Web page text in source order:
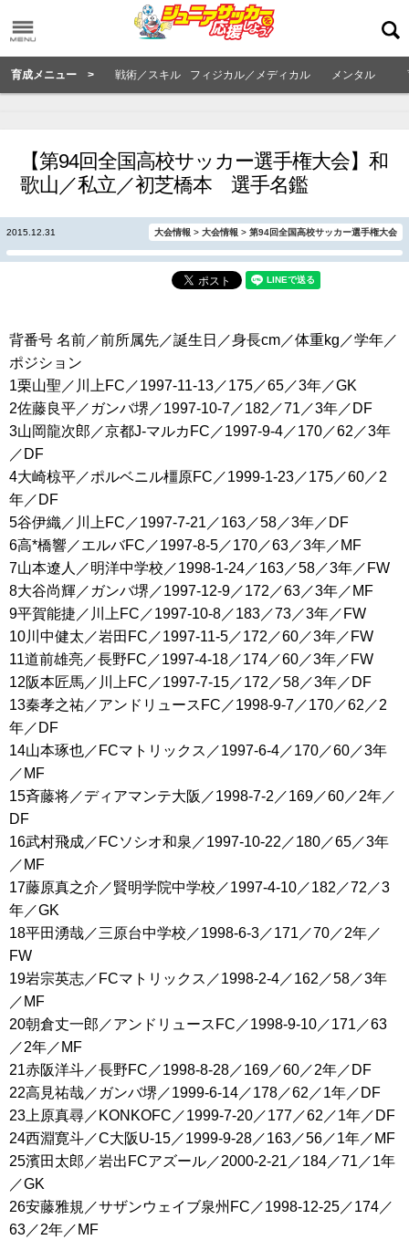
育成メニュー > 戦術／スキル フィジカル／メディカル メンタル
【第94回全国高校サッカー選手権大会】和
歌山／私立／初芝橋本 選手名鑑
2015.12.31 大会情報 > 大会情報 > 第94回全国高校サッカー選手権大会
背番号 名前／前所属先／誕生日／身長cm／体重kg／学年／
ポジション
1栗山聖／川上FC／1997-11-13／175／65／3年／GK
2佐藤良平／ガンバ堺／1997-10-7／182／71／3年／DF
3山岡龍次郎／京都J-マルカFC／1997-9-4／170／62／3年
／DF
4大崎椋平／ポルベニル橿原FC／1999-1-23／175／60／2
年／DF
5谷伊織／川上FC／1997-7-21／163／58／3年／DF
6高*橋響／エルバFC／1997-8-5／170／63／3年／MF
7山本遼人／明洋中学校／1998-1-24／163／58／3年／FW
8大谷尚輝／ガンバ堺／1997-12-9／172／63／3年／MF
9平賀能捷／川上FC／1997-10-8／183／73／3年／FW
10川中健太／岩田FC／1997-11-5／172／60／3年／FW
11道前雄亮／長野FC／1997-4-18／174／60／3年／FW
12阪本匠馬／川上FC／1997-7-15／172／58／3年／DF
13秦孝之祐／アンドリュースFC／1998-9-7／170／62／2
年／DF
14山本琢也／FCマトリックス／1997-6-4／170／60／3年
／MF
15斉藤将／ディアマンテ大阪／1998-7-2／169／60／2年／
DF
16武村飛成／FCソシオ和泉／1997-10-22／180／65／3年
／MF
17藤原真之介／賢明学院中学校／1997-4-10／182／72／3
年／GK
18平田湧哉／三原台中学校／1998-6-3／171／70／2年／
FW
19岩宗英志／FCマトリックス／1998-2-4／162／58／3年
／MF
20朝倉丈一郎／アンドリュースFC／1998-9-10／171／63
／2年／MF
21赤阪洋斗／長野FC／1998-8-28／169／60／2年／DF
22高見祐哉／ガンバ堺／1999-6-14／178／62／1年／DF
23上原真尋／KONKOFC／1999-7-20／177／62／1年／DF
24西淵寛斗／C大阪U-15／1999-9-28／163／56／1年／MF
25濱田太郎／岩出FCアズール／2000-2-21／184／71／1年
／GK
26安藤雅規／サザンウェイブ泉州FC／1998-12-25／174／
63／2年／MF